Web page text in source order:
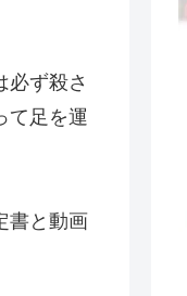
必ず殺さ
て足を運
書と動画